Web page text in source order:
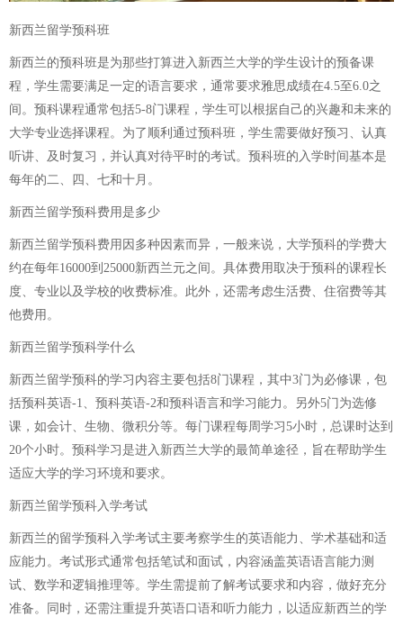
新西兰留学预科班
新西兰的预科班是为那些打算进入新西兰大学的学生设计的预备课
程，学生需要满足一定的语言要求，通常要求雅思成绩在4.5至6.0之
间。预科课程通常包括5-8门课程，学生可以根据自己的兴趣和未来的
大学专业选择课程。为了顺利通过预科班，学生需要做好预习、认真
听讲、及时复习，并认真对待平时的考试。预科班的入学时间基本是
每年的二、四、七和十月。
新西兰留学预科费用是多少
新西兰留学预科费用因多种因素而异，一般来说，大学预科的学费大
约在每年16000到25000新西兰元之间。具体费用取决于预科的课程长
度、专业以及学校的收费标准。此外，还需考虑生活费、住宿费等其
他费用。
新西兰留学预科学什么
新西兰留学预科的学习内容主要包括8门课程，其中3门为必修课，包
括预科英语-1、预科英语-2和预科语言和学习能力。另外5门为选修
课，如会计、生物、微积分等。每门课程每周学习5小时，总课时达到
20个小时。预科学习是进入新西兰大学的最简单途径，旨在帮助学生
适应大学的学习环境和要求。
新西兰留学预科入学考试
新西兰的留学预科入学考试主要考察学生的英语能力、学术基础和适
应能力。考试形式通常包括笔试和面试，内容涵盖英语语言能力测
试、数学和逻辑推理等。学生需提前了解考试要求和内容，做好充分
准备。同时，还需注重提升英语口语和听力能力，以适应新西兰的学